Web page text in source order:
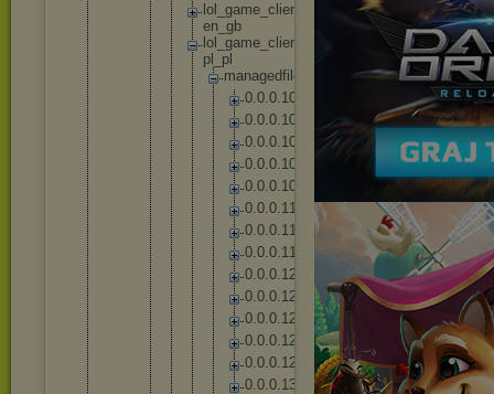
lo
game _c lien
en _gb
lo
game _c lien
pl
_p
managedfi e
0.0.0.10
0.0.0.10
0.0.0.10
0.0.0.10
0.0.0.10
0.0.0.11
0.0.0.11
0.0.0.11
0.0.0.12
0.0.0.12
0.0.0.12
0.0.0.12
0.0.0.12
0.0.0.13